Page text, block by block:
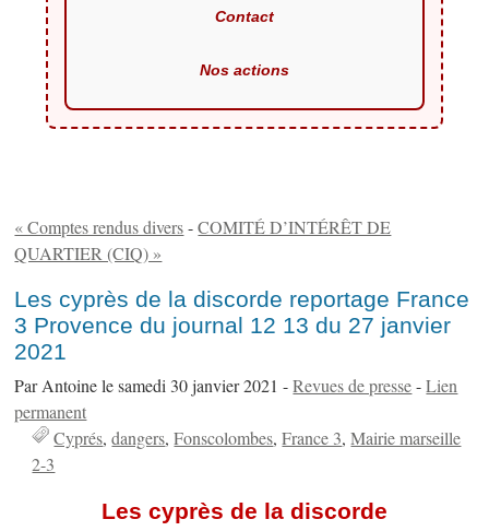
Contact
Nos actions
« Comptes rendus divers - COMITÉ D’INTÉRÊT DE
QUARTIER (CIQ) »
Les cyprès de la discorde reportage France
3 Provence du journal 12 13 du 27 janvier
2021
Par Antoine le samedi 30 janvier 2021 -Revues de presse-Lien
permanent
Cyprés dangers Fonscolombes France 3 Mairie marseille
2-3
Les cyprès de la discorde